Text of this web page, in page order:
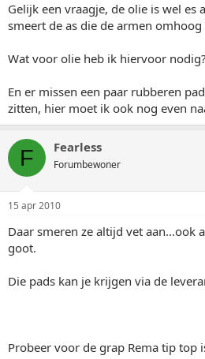
Gelijk een vraagje, de olie is wel es
smeert de as die de armen omhoog
Wat voor olie heb ik hiervoor nodig?
En er missen een paar rubberen
zitten, hier moet ik ook nog even
F Fearless
Forumbewoner
15 apr 2010
Daar smeren ze altijd vet aan...ook
goot.
Die pads kan je krijgen via de
Probeer voor de grap Rema tip top